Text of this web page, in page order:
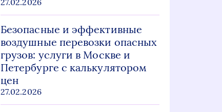
27.02.2026
Безопасные и эффективные
воздушные перевозки опасных
грузов: услуги в Москве и
Петербурге с калькулятором
цен
27.02.2026